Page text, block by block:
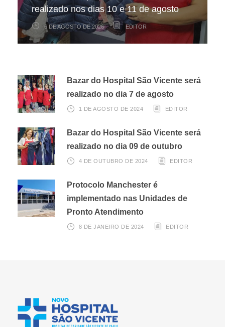
realizado nos dias 10 e 11 de agosto
6 DE AGOSTO DE 2026 EDITOR
infantojuvenil
6 DE AGOSTO DE 2026 EDITOR
Nota Fiscal Paulista
3 DE AGOSTO DE 2026 EDITOR
Bazar do Hospital São Vicente será
realizado no dia 7 de agosto
1 DE AGOSTO DE 2024 EDITOR
Bazar do Hospital São Vicente será
realizado no dia 09 de outubro
4 DE OUTUBRO DE 2024 EDITOR
Protocolo Manchester é
implementado nas Unidades de
Pronto Atendimento
8 DE JANEIRO DE 2024 EDITOR